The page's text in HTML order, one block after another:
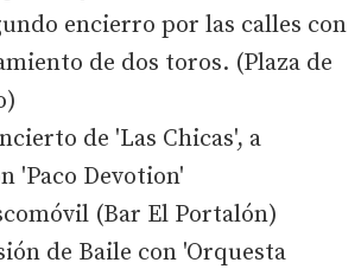
encierro por las calles con
de dos toros. (Plaza de
de 'Las Chicas', a
'Paco Devotion'
(Bar El Portalón)
de Baile con 'Orquesta